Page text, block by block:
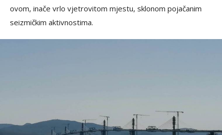
ovom, inače vrlo vjetrovitom mjestu, sklonom pojačanim
seizmičkim aktivnostima.